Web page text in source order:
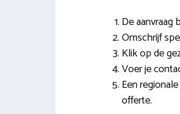
De
Omschrijf
Klik op de
Voer je
Een
offerte.